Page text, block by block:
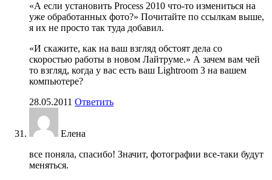
«А если установить Process 2010 что-то измениться на
уже обработанных фото?» Почитайте по ссылкам выше,
я их не просто так туда добавил.
«И скажите, как на ваш взгляд обстоят дела со
скоростью работы в новом Лайтруме.» А зачем вам чей
то взгляд, когда у вас есть ваш Lightroom 3 на вашем
компьютере?
28.05.2011 Ответить
Елена
все поняла, спасибо! Значит, фотографии все-таки будут
меняться.